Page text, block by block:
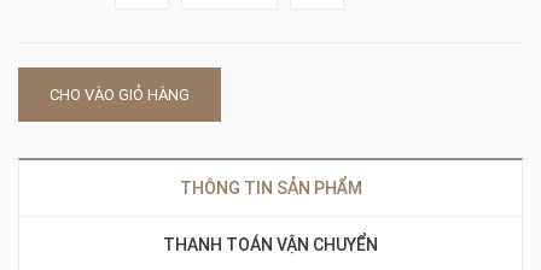
CHO VÀO GIỎ HÀNG
THÔNG TIN SẢN PHẨM
THANH TOÁN VẬN CHUYỂN